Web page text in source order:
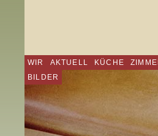
WIR AKTUELL KÜCHE
BILDER